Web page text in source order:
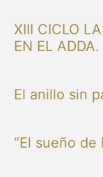
XIII CICLO
EN EL
El anillo sin
“El sueño de